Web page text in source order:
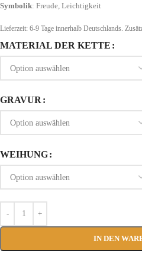
Symbolik: Freude, Leichtigkeit
Lieferzeit: 6-9 Tage innerhalb Deutschlands.
MATERIAL DER KETTE
GRAVUR
WEIHUNG
IN DEN